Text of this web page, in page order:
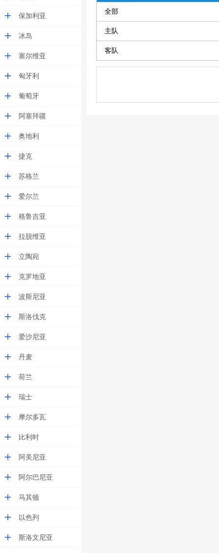
保加利亚
冰岛
塞尔维亚
匈牙利
葡萄牙
阿塞拜疆
奥地利
捷克
苏格兰
爱尔兰
格鲁吉亚
拉脱维亚
立陶宛
克罗地亚
波斯尼亚
斯洛伐克
爱沙尼亚
丹麦
荷兰
瑞士
摩尔多瓦
比利时
阿美尼亚
阿尔巴尼亚
马其顿
以色列
斯洛文尼亚
全部
主队
客队